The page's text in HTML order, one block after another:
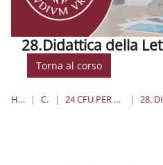
28.Didattica della
Torna al corso
HOME CORSI 24 CFU PER L'INSEGNAMENTO